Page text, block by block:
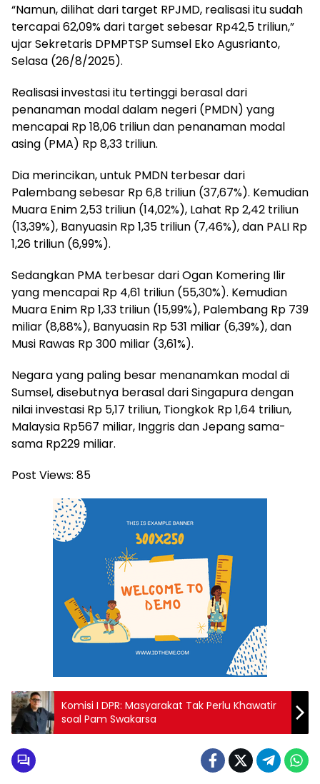
“Namun, dilihat dari target RPJMD, realisasi itu sudah
tercapai 62,09% dari target sebesar Rp42,5 triliun,”
ujar Sekretaris DPMPTSP Sumsel Eko Agusrianto,
Selasa (26/8/2025).
Realisasi investasi itu tertinggi berasal dari
penanaman modal dalam negeri (PMDN) yang
mencapai Rp 18,06 triliun dan penanaman modal
asing (PMA) Rp 8,33 triliun.
Dia merincikan, untuk PMDN terbesar dari
Palembang sebesar Rp 6,8 triliun (37,67%). Kemudian
Muara Enim 2,53 triliun (14,02%), Lahat Rp 2,42 triliun
(13,39%), Banyuasin Rp 1,35 triliun (7,46%), dan PALI Rp
1,26 triliun (6,99%).
Sedangkan PMA terbesar dari Ogan Komering Ilir
yang mencapai Rp 4,61 triliun (55,30%). Kemudian
Muara Enim Rp 1,33 triliun (15,99%), Palembang Rp 739
miliar (8,88%), Banyuasin Rp 531 miliar (6,39%), dan
Musi Rawas Rp 300 miliar (3,61%).
Negara yang paling besar menanamkan modal di
Sumsel, disebutnya berasal dari Singapura dengan
nilai investasi Rp 5,17 triliun, Tiongkok Rp 1,64 triliun,
Malaysia Rp567 miliar, Inggris dan Jepang sama-
sama Rp229 miliar.
Post Views: 85
Komisi I DPR: Masyarakat Tak Perlu Khawatir
soal Pam Swakarsa